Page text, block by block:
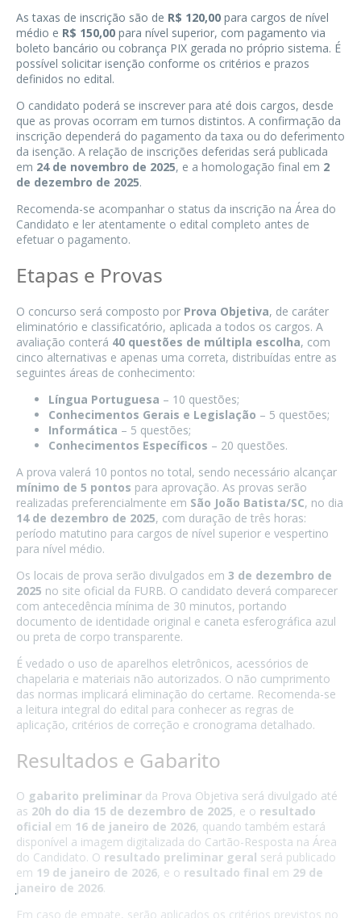
As taxas de inscrição são de R$ 120,00 para cargos de nível
médio e R$ 150,00 para nível superior, com pagamento via
boleto bancário ou cobrança PIX gerada no próprio sistema. É
possível solicitar isenção conforme os critérios e prazos
definidos no edital.
O candidato poderá se inscrever para até dois cargos, desde
que as provas ocorram em turnos distintos. A confirmação da
inscrição dependerá do pagamento da taxa ou do deferimento
da isenção. A relação de inscrições deferidas será publicada
em 24 de novembro de 2025, e a homologação final em 2
de dezembro de 2025.
Recomenda-se acompanhar o status da inscrição na Área do
Candidato e ler atentamente o edital completo antes de
efetuar o pagamento.
Etapas e Provas
O concurso será composto por Prova Objetiva, de caráter
eliminatório e classificatório, aplicada a todos os cargos. A
avaliação conterá 40 questões de múltipla escolha, com
cinco alternativas e apenas uma correta, distribuídas entre as
seguintes áreas de conhecimento:
Língua Portuguesa – 10 questões;
Conhecimentos Gerais e Legislação – 5 questões;
Informática – 5 questões;
Conhecimentos Específicos – 20 questões.
A prova valerá 10 pontos no total, sendo necessário alcançar
mínimo de 5 pontos para aprovação. As provas serão
realizadas preferencialmente em São João Batista/SC, no dia
14 de dezembro de 2025, com duração de três horas:
período matutino para cargos de nível superior e vespertino
para nível médio.
Os locais de prova serão divulgados em 3 de dezembro de
2025 no site oficial da FURB. O candidato deverá comparecer
com antecedência mínima de 30 minutos, portando
documento de identidade original e caneta esferográfica azul
ou preta de corpo transparente.
É vedado o uso de aparelhos eletrônicos, acessórios de
chapelaria e materiais não autorizados. O não cumprimento
das normas implicará eliminação do certame. Recomenda-se
a leitura integral do edital para conhecer as regras de
aplicação, critérios de correção e cronograma detalhado.
Resultados e Gabarito
O gabarito preliminar da Prova Objetiva será divulgado até
as 20h do dia 15 de dezembro de 2025, e o resultado
oficial em 16 de janeiro de 2026, quando também estará
disponível a imagem digitalizada do Cartão-Resposta na Área
do Candidato. O resultado preliminar geral será publicado
em 19 de janeiro de 2026, e o resultado final em 29 de
janeiro de 2026.
Em caso de empate, serão aplicados os critérios previstos no